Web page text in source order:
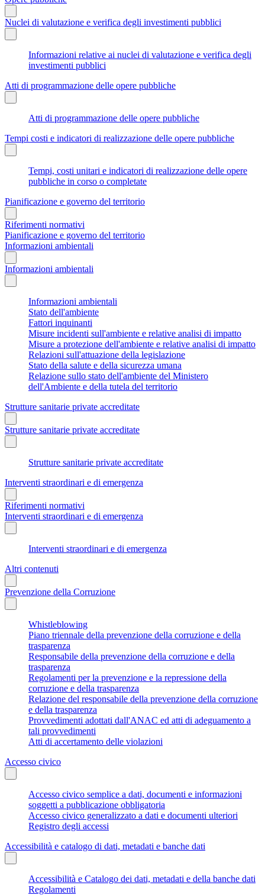
Nuclei di valutazione e verifica degli investimenti pubblici
Informazioni relative ai nuclei di valutazione e verifica degli
investimenti pubblici
Atti di programmazione delle opere pubbliche
Atti di programmazione delle opere pubbliche
Tempi costi e indicatori di realizzazione delle opere pubbliche
Tempi, costi unitari e indicatori di realizzazione delle opere
pubbliche in corso o completate
Pianificazione e governo del territorio
Riferimenti normativi
Pianificazione e governo del territorio
Informazioni ambientali
Informazioni ambientali
Informazioni ambientali
Stato dell'ambiente
Fattori inquinanti
Misure incidenti sull'ambiente e relative analisi di impatto
Misure a protezione dell'ambiente e relative analisi di impatto
Relazioni sull'attuazione della legislazione
Stato della salute e della sicurezza umana
Relazione sullo stato dell'ambiente del Ministero
dell'Ambiente e della tutela del territorio
Strutture sanitarie private accreditate
Strutture sanitarie private accreditate
Strutture sanitarie private accreditate
Interventi straordinari e di emergenza
Riferimenti normativi
Interventi straordinari e di emergenza
Interventi straordinari e di emergenza
Altri contenuti
Prevenzione della Corruzione
Whistleblowing
Piano triennale della prevenzione della corruzione e della
trasparenza
Responsabile della prevenzione della corruzione e della
trasparenza
Regolamenti per la prevenzione e la repressione della
corruzione e della trasparenza
Relazione del responsabile della prevenzione della corruzione
e della trasparenza
Provvedimenti adottati dall'ANAC ed atti di adeguamento a
tali provvedimenti
Atti di accertamento delle violazioni
Accesso civico
Accesso civico semplice a dati, documenti e informazioni
soggetti a pubblicazione obbligatoria
Accesso civico generalizzato a dati e documenti ulteriori
Registro degli accessi
Accessibilità e catalogo di dati, metadati e banche dati
Accessibilità e Catalogo dei dati, metadati e della banche dati
Regolamenti